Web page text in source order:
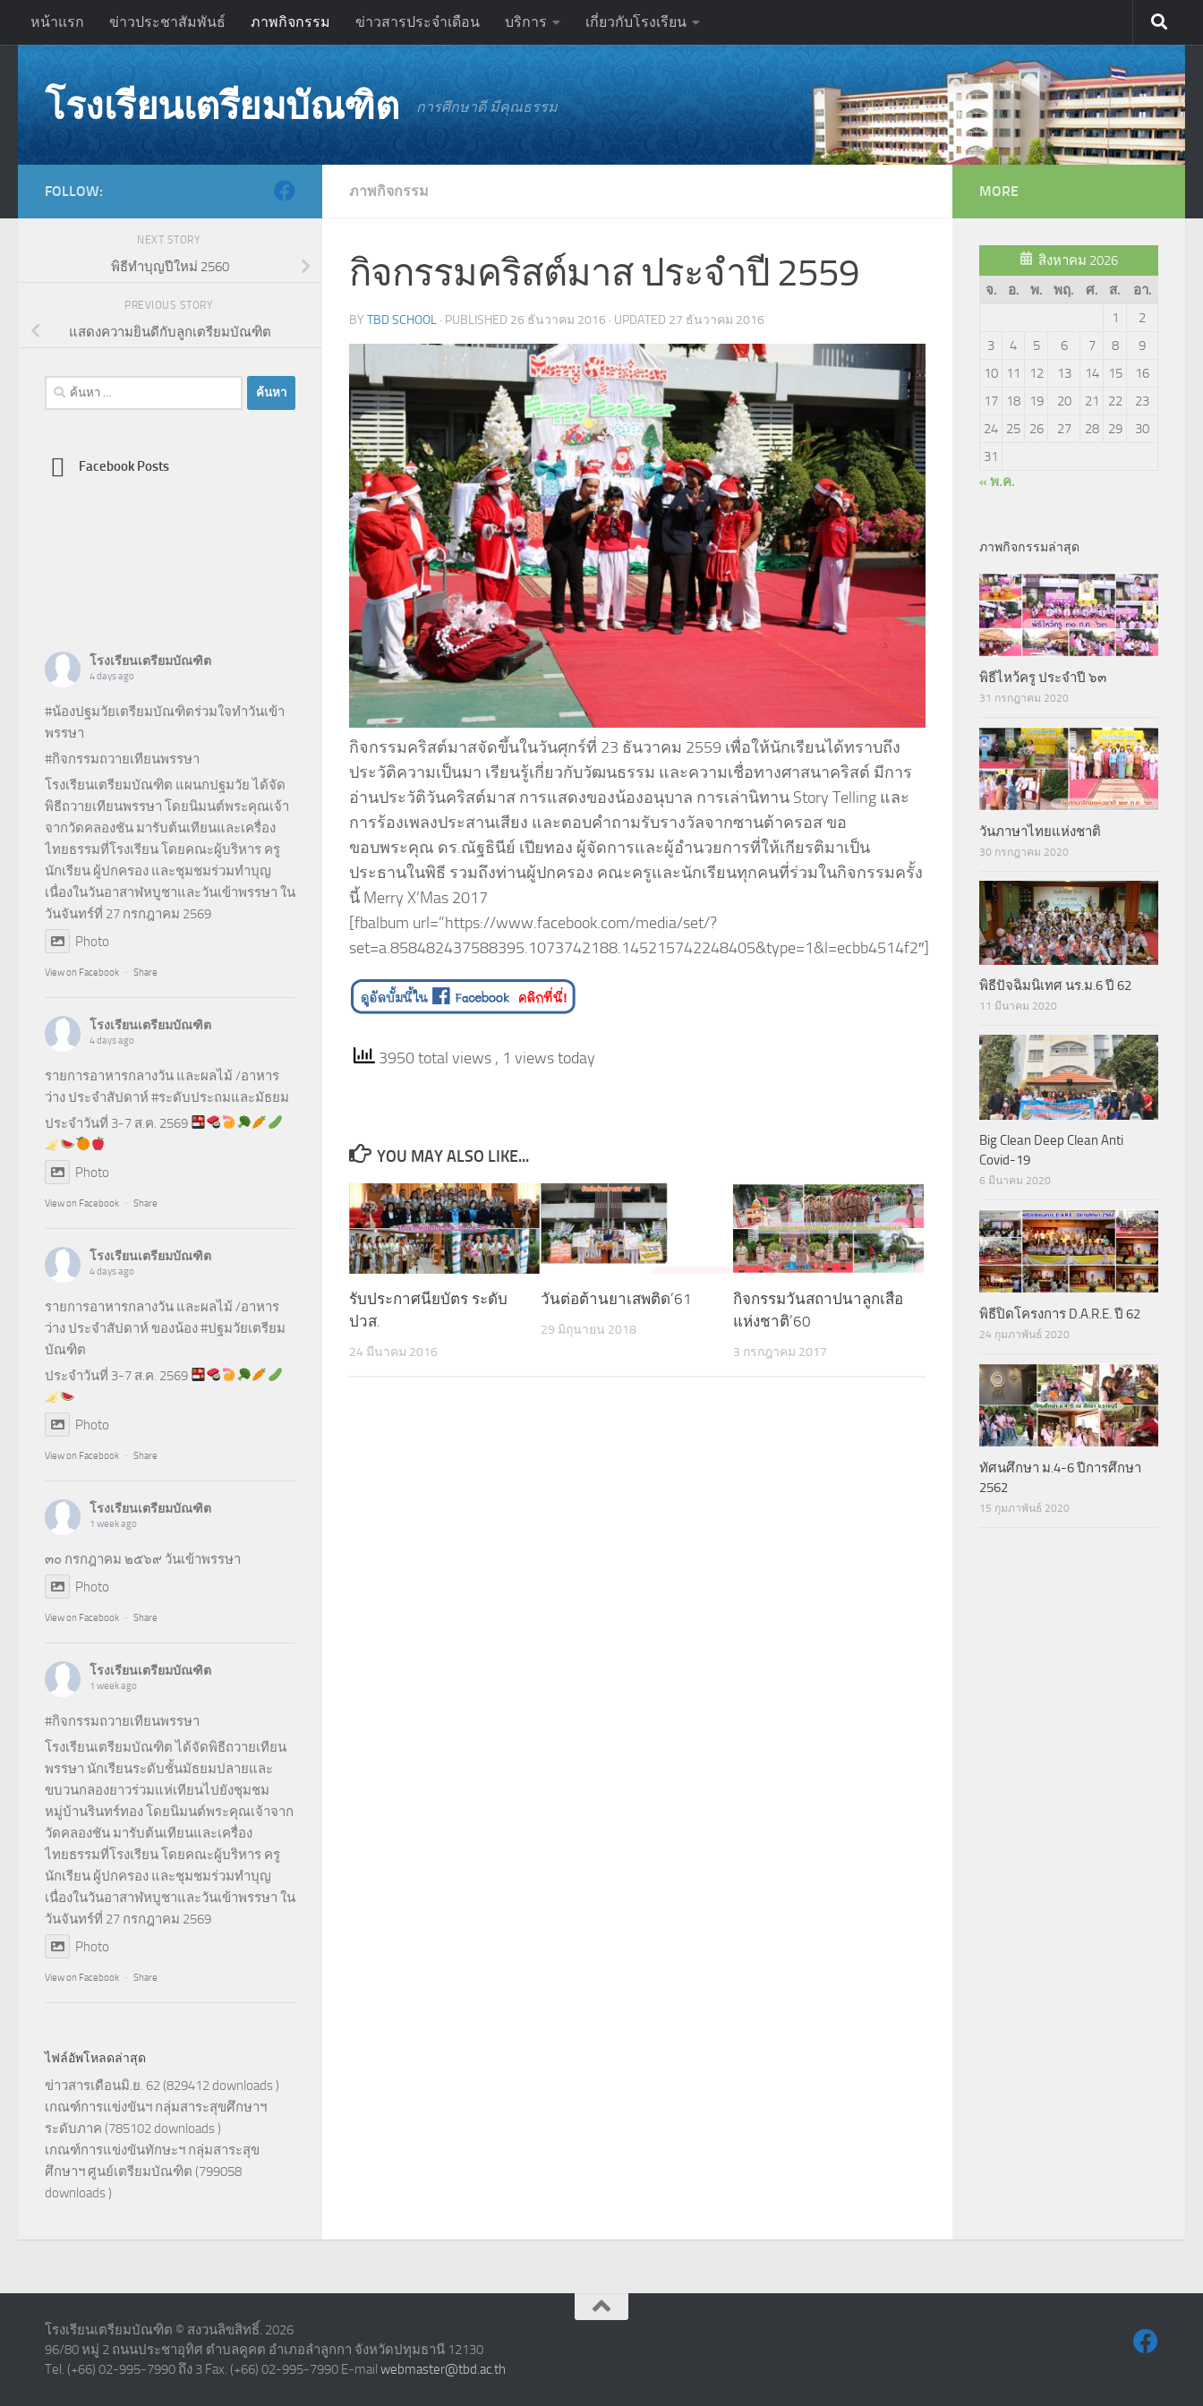
Skip to content
หน้าแรก ข่าวประชาสัมพันธ์ ภาพกิจกรรม ข่าวสารประจำเดือน บริการ เกี่ยวกับโรงเรียน
โรงเรียนเตรียมบัณฑิต การศึกษาดี มีคุณธรรม
ภาพกิจกรรม
กิจกรรมคริสต์มาส ประจำปี 2559
BY TBD SCHOOL · PUBLISHED 26 ธันวาคม 2016 · UPDATED 27 ธันวาคม 2016
กิจกรรมคริสต์มาสจัดขึ้นในวันศุกร์ที่ 23 ธันวาคม 2559 เพื่อให้นักเรียนได้ทราบถึง
ประวัติความเป็นมา เรียนรู้เกี่ยวกับวัฒนธรรม และความเชื่อทางศาสนาคริสต์ มีการ
อ่านประวัติวันคริสต์มาส การแสดงของน้องอนุบาล การเล่านิทาน Story Telling และ
การร้องเพลงประสานเสียง และตอบคำถามรับรางวัลจากซานต้าครอส ขอ
ขอบพระคุณ ดร.ณัฐธินีย์ เปียทอง ผู้จัดการและผู้อำนวยการที่ให้เกียรติมาเป็น
ประธานในพิธี รวมถึงท่านผู้ปกครอง คณะครูและนักเรียนทุกคนที่ร่วมในกิจกรรมครั้ง
นี้ Merry X’Mas 2017
[fbalbum url=”https://www.facebook.com/media/set/?
set=a.858482437588395.1073742188.145215742248405&type=1&l=ecbb4514f2″]
3950 total views , 1 views today
YOU MAY ALSO LIKE...
รับประกาศนียบัตร ระดับ
ปวส.
24 มีนาคม 2016
วันต่อต้านยาเสพติด’61
29 มิถุนายน 2018
กิจกรรมวันสถาปนาลูกเสือ
แห่งชาติ’60
3 กรกฎาคม 2017
FOLLOW:
NEXT STORY
พิธีทำบุญปีใหม่ 2560
PREVIOUS STORY
แสดงความยินดีกับลูกเตรียมบัณฑิต
ค้นหา
สำหรับ:
Facebook Posts
โรงเรียนเตรียมบัณฑิต
4 days ago
#น้องปฐมวัยเตรียมบัณฑิตร่วมใจทำวันเข้า
พรรษา
#กิจกรรมถวายเทียนพรรษา
โรงเรียนเตรียมบัณฑิต แผนกปฐมวัย ได้จัด
พิธีถวายเทียนพรรษา โดยนิมนต์พระคุณเจ้า
จากวัดคลองชัน มารับต้นเทียนและเครื่อง
ไทยธรรมที่โรงเรียน โดยคณะผู้บริหาร ครู
นักเรียน ผู้ปกครอง และชุมชมร่วมทำบุญ
เนื่องในวันอาสาฬหบูชาและวันเข้าพรรษา ใน
วันจันทร์ที่ 27 กรกฎาคม 2569
Photo
View on Facebook · Share
โรงเรียนเตรียมบัณฑิต
4 days ago
รายการอาหารกลางวัน และผลไม้ /อาหาร
ว่าง ประจำสัปดาห์ #ระดับประถมและมัธยม
ประจำวันที่ 3-7 ส.ค. 2569
Photo
View on Facebook · Share
โรงเรียนเตรียมบัณฑิต
4 days ago
รายการอาหารกลางวัน และผลไม้ /อาหาร
ว่าง ประจำสัปดาห์ ของน้อง#ปฐมวัยเตรียม
บัณฑิต
ประจำวันที่ 3-7 ส.ค. 2569
Photo
View on Facebook · Share
โรงเรียนเตรียมบัณฑิต
1 week ago
๓๐ กรกฎาคม ๒๕๖๙ วันเข้าพรรษา
Photo
View on Facebook · Share
โรงเรียนเตรียมบัณฑิต
1 week ago
#กิจกรรมถวายเทียนพรรษา
โรงเรียนเตรียมบัณฑิต ได้จัดพิธีถวายเทียน
พรรษา นักเรียนระดับชั้นมัธยมปลายและ
ขบวนกลองยาวร่วมแห่เทียนไปยังชุมชม
หมู่บ้านรินทร์ทอง โดยนิมนต์พระคุณเจ้าจาก
วัดคลองชัน มารับต้นเทียนและเครื่อง
ไทยธรรมที่โรงเรียน โดยคณะผู้บริหาร ครู
นักเรียน ผู้ปกครอง และชุมชมร่วมทำบุญ
เนื่องในวันอาสาฬหบูชาและวันเข้าพรรษา ใน
วันจันทร์ที่ 27 กรกฎาคม 2569
Photo
View on Facebook · Share
ไฟล์อัพโหลดล่าสุด
ข่าวสารเดือนมิ.ย. 62 (829412 downloads )
เกณฑ์การแข่งขันฯ กลุ่มสาระสุขศึกษาฯ
ระดับภาค (785102 downloads )
เกณฑ์การแข่งขันทักษะฯ กลุ่มสาระสุข
ศึกษาฯ ศูนย์เตรียมบัณฑิต (799058
downloads )
MORE
สิงหาคม 2026
จ.
อ. พ. พฤ. ศ. ส.
อา.
1
2
3
4 5 6 7 8
9
10
11 12 13 14 15
16
17
18 19 20 21 22
23
24 25 26 27 28 29
30
31
« พ.ค.
ภาพกิจกรรมล่าสุด
พิธีไหว้ครู ประจำปี ๖๓
31 กรกฎาคม 2020
วันภาษาไทยแห่งชาติ
30 กรกฎาคม 2020
พิธีปัจฉิมนิเทศ นร.ม.6 ปี 62
11 มีนาคม 2020
Big Clean Deep Clean Anti
Covid-19
6 มีนาคม 2020
พิธีปิดโครงการ D.A.R.E. ปี 62
24 กุมภาพันธ์ 2020
ทัศนศึกษา ม.4-6 ปีการศึกษา
2562
15 กุมภาพันธ์ 2020
โรงเรียนเตรียมบัณฑิต © สงวนลิขสิทธิ์. 2026
96/80 หมู่ 2 ถนนประชาอุทิศ ตำบลคูคต อำเภอลำลูกกา จังหวัดปทุมธานี 12130
Tel. (+66) 02-995-7990 ถึง 3 Fax. (+66) 02-995-7990 E-mail webmaster@tbd.ac.th